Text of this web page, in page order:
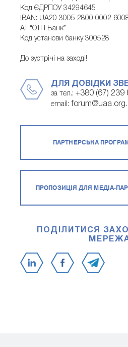
Код ЄДРПОУ 34294645
IBAN: UA20 3005 2800 0002
АТ “ОТП Банк”
Код установи банку 300528
До зустрічі на заході!
ДЛЯ ДОВІДКИ
за тел.: +380 (67) 239
email:
ПАРТНЕРСЬКА
ПРОПОЗИЦІЯ ДЛЯ МЕДІА-
ПОДІЛИТИСЯ